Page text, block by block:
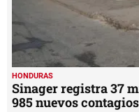
HONDURAS
Sinager registra 37
985 nuevos contagios